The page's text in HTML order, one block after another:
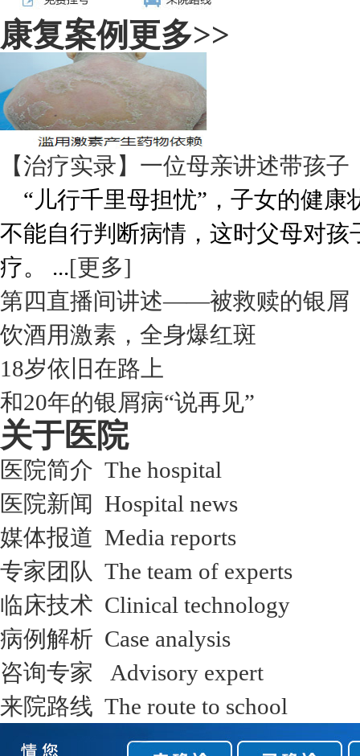
康复案例更多>>
【治疗实录】一位母亲讲述带孩子
“儿行千里母担忧”，子女的健康
不能自行判断病情，这时父母对
疗。 ...[更多]
第四直播间讲述——被救赎的银屑
饮酒用激素，全身爆红斑
18岁依旧在路上
和20年的银屑病“说再见”
关于医院
医院简介 The hospital
医院新闻 Hospital news
媒体报道 Media reports
专家团队 The team of experts
临床技术 Clinical technology
病例解析 Case analysis
咨询专家 Advisory expert
来院路线 The route to school